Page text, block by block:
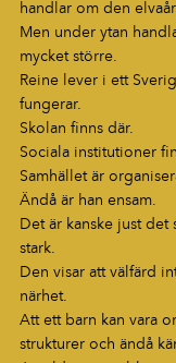
handlar om den
Men under ytan
mycket större.
Reine lever i ett
fungerar.
Skolan finns där.
Sociala institutioner
Samhället är
Ändå är han ensam.
Det är kanske just
stark.
Den visar att välfärd
närhet.
Att ett barn kan vara
strukturer och ändå